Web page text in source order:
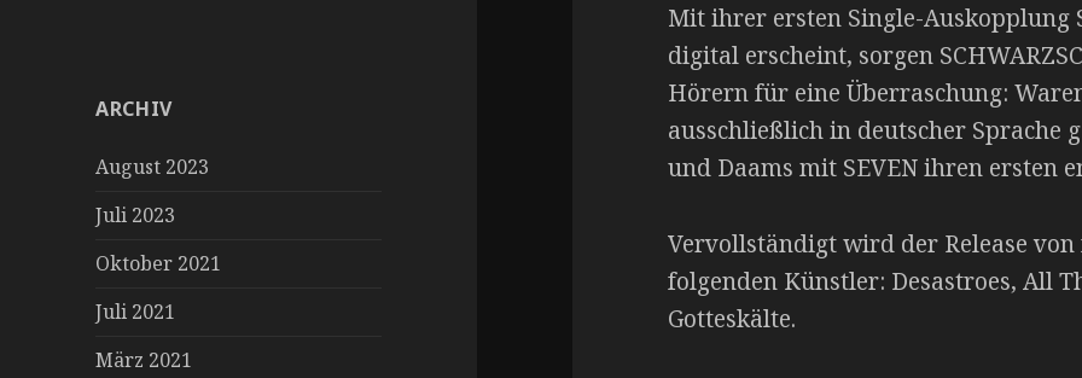
ARCHIV
August 2023
Juli 2023
Oktober 2021
Juli 2021
März 2021
Mit ihrer ersten Single-Auskopplung
digital erscheint, sorgen
Hörern für eine Überraschung:
ausschließlich in deutscher Sprache
und Daams mit SEVEN ihren ersten
Vervollständigt wird der Release
folgenden Künstler: Desastroes, All
Gotteskälte.